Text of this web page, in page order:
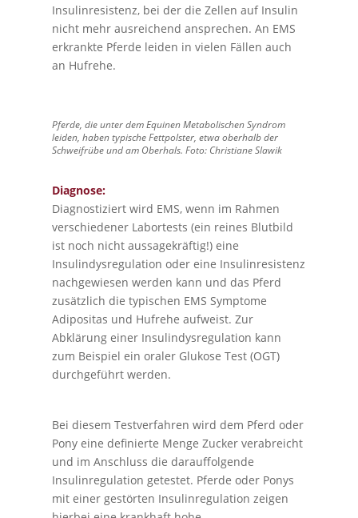
Insulinresistenz, bei der die Zellen auf Insulin
nicht mehr ausreichend ansprechen. An EMS
erkrankte Pferde leiden in vielen Fällen auch
an Hufrehe.
Pferde, die unter dem Equinen Metabolischen Syndrom
leiden, haben typische Fettpolster, etwa oberhalb der
Schweifrübe und am Oberhals. Foto: Christiane Slawik
Diagnose:
Diagnostiziert wird EMS, wenn im Rahmen
verschiedener Labortests (ein reines Blutbild
ist noch nicht aussagekräftig!) eine
Insulindysregulation oder eine Insulinresistenz
nachgewiesen werden kann und das Pferd
zusätzlich die typischen EMS Symptome
Adipositas und Hufrehe aufweist. Zur
Abklärung einer Insulindysregulation kann
zum Beispiel ein oraler Glukose Test (OGT)
durchgeführt werden.
Bei diesem Testverfahren wird dem Pferd oder
Pony eine definierte Menge Zucker verabreicht
und im Anschluss die darauffolgende
Insulinregulation getestet. Pferde oder Ponys
mit einer gestörten Insulinregulation zeigen